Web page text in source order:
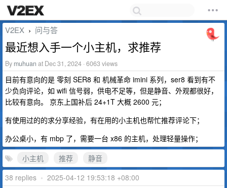
V2EX › 问与答
最近想入手一个小主机，求推荐
By muhuan at Dec 31, 2024 · 6063 views
目前有意向的是 零刻 SER8 和 机械革命 imini 系列，ser8 看到有不
少负向评论，如 wifi 信号弱，供电不足等，但是静音、外观都很好，
比较有意向。 京东上国补后 24+1T 大概 2600 元；
有使用过的的求分享经验，有在用的小主机也帮忙推荐评论下；
办公桌小，有 mbp 了，需要一台 x86 的主机，处理轻量操作；
小主机
推荐
静音
38 replies • 2025-04-12 19:53:18 +08:00